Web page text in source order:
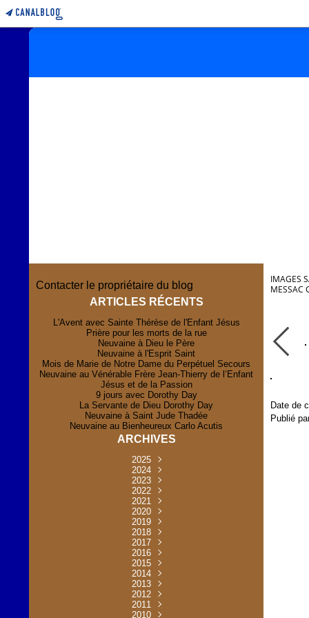
Contacter le propriétaire du blog
ARTICLES RÉCENTS
L'Avent avec Sainte Thérèse de l'Enfant Jésus
Prière pour les morts de la rue
Neuvaine à Dieu le Père
Neuvaine à l'Esprit Saint
Mois de Marie de Notre Dame du Perpétuel Secours
Neuvaine au Vénérable Frère Jean-Thierry de l’Enfant
Jésus et de la Passion
9 jours avec Dorothy Day
La Servante de Dieu Dorothy Day
Neuvaine à Saint Jude Thadée
Neuvaine au Bienheureux Carlo Acutis
ARCHIVES
2025
Novembre
Juillet(1)
Mai
(1)
Avril
(1)
Janvier(1)
2024
Novembre
Octobre
Août
(1)
Mai
(8)
Avril
(2)
Mars
(1)
Février(1)
Janvier(2)
2023
Décembre
Novembre
Octobre
Juin
(29)
Mai (31)
Avril
(2)
2022
Décembre
Novembre
Octobre
Août
(33)
Juillet
(32)
Juin
(1)
Mai (35)
Avril
(31)
Mars
(32)
Février(2)
Janvier(30)
2021
Décembre
Novembre
Octobre(30)
Septembre
Août
(30)
Juillet(2)
Mai (30)
Avril
(3)
2020
Décembre
Novembre
Octobre(17)
Septembre
Mai (30)
Avril
(13)
Mars
(1)
2019
Octobre
Mai (30)
Avril
(5)
Mars
(31)
Février(3)
2018
Décembre
Novembre
Octobre
Août
(2)
Juin
(5)
Mai (30)
Avril
(31)
Mars
(3)
2017
Décembre
Novembre
Octobre
Août
(30)
Juillet
(33)
Juin
(4)
Mai (32)
2016
Décembre
Novembre
Octobre
Septembre
Août
(2)
Juin
(4)
2015
Décembre
Novembre
Octobre
Septembre
Août
(4)
2014
Septembre
Août
(3)
Juillet(6)
Juin
(31)
2013
Décembre
Novembre
Octobre
2012
Décembre
Novembre
2011
Décembre
2010
IMAGES
MESSAC
Date de
Publié